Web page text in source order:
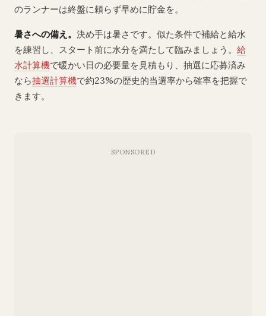
のランナーは終盤に頼らず早めに貯金を。
暑さへの備え。 決め手は暑さです。似た条件で補給と給水
を練習し、スタート前に水分を満たして臨みましょう。 給
水計算機で暖かい日の必要量を見積もり、抽選に応募済み
なら抽選計算機で約23%の歴史的当選率から確率を把握で
きます。